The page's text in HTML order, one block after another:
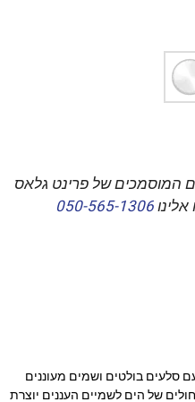
המוסמכים של פרינט גלאס
050-565-1306
סלעים בולטים ושמים מעוננים
של הים לשמיים העננים יוצרת